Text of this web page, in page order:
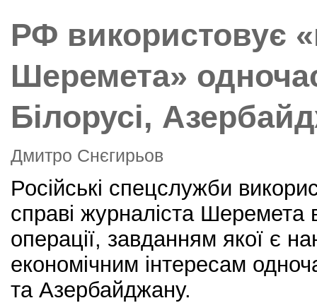
РФ використовує
Шеремета»
Білорусі,
Дмитро Снєгирьов
Російські спецслужби
справі журналіста Шеремета
операції, завданням якої є
економічним інтересам
та Азербайджану.